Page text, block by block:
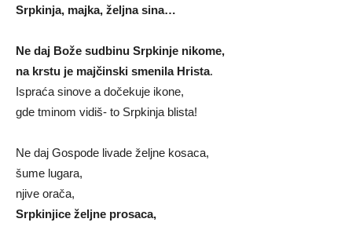
Srpkinja, majka, željna sina…
Ne daj Bože sudbinu Srpkinje nikome,
na krstu je majčinski smenila Hrista.
Ispraća sinove a dočekuje ikone,
gde tminom vidiš- to Srpkinja blista!
Ne daj Gospode livade željne kosaca,
šume lugara,
njive orača,
Srpkinjice željne prosaca,